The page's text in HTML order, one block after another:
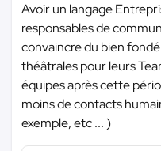
Avoir un langage
responsables de
convaincre du bien
théâtrales pour leurs
équipes après cette
moins de contacts
exemple, etc ... )